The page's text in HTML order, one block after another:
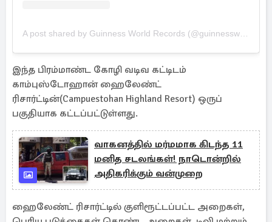
இந்த பிரம்மாண்ட கோழி வடிவ கட்டிடம்
காம்புஸ்டோஹான் ஹைலேண்ட்
ரிசார்ட்டின்(Campuestohan Highland Resort) ஒருப்
பகுதியாக கட்டப்பட்டுள்ளது.
வாகனத்தில் மர்மமாக கிடந்த 11
மனித சடலங்கள்! நாடொன்றில்
அதிகரிக்கும் வன்முறை
ஹைலேண்ட் ரிசார்ட்டில் குளிரூட்டப்பட்ட அறைகள்,